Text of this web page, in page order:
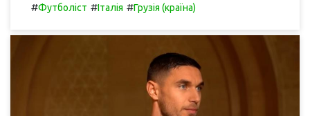
#Футболіст #Італія #Грузія (країна)